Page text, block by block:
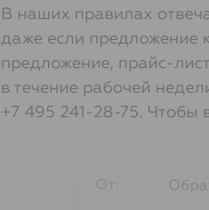
В наших правилах
даже если предложение
предложение, прайс-
в течение рабочей
+7 495 241-28-75. Чтобы
От: